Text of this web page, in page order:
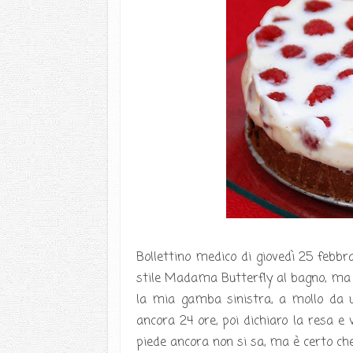
Bollettino medico di giovedì 25
stile Madama Butterfly al bagno,
la mia gamba sinistra, a mollo da
ancora 24 ore, poi dichiaro la resa
piede ancora non si sa, ma è certo